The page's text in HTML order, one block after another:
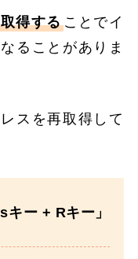
得することでイ
ることがありま
スを再取得して
ー + Rキー」